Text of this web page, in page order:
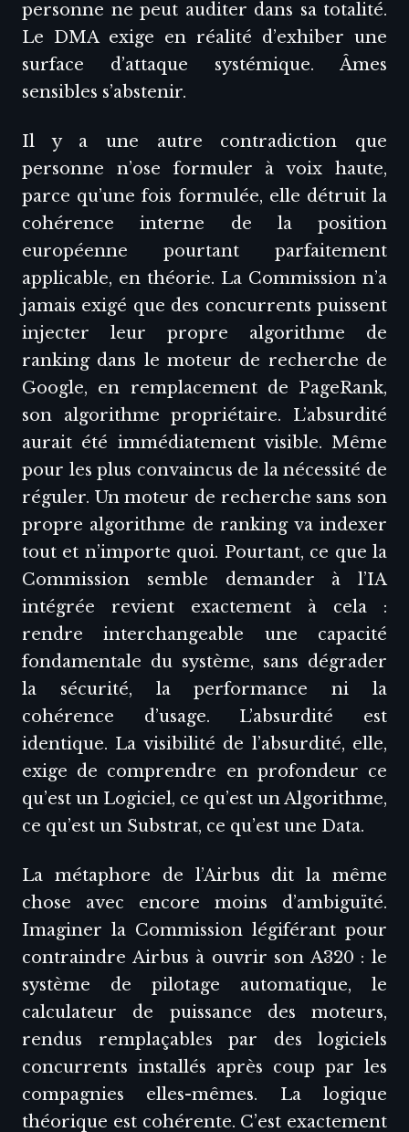
personne ne peut auditer dans sa totalité.
Le DMA exige en réalité d’exhiber une
surface d’attaque systémique. Âmes
sensibles s’abstenir.
Il y a une autre contradiction que
personne n’ose formuler à voix haute,
parce qu’une fois formulée, elle détruit la
cohérence interne de la position
européenne pourtant parfaitement
applicable, en théorie. La Commission n’a
jamais exigé que des concurrents puissent
injecter leur propre algorithme de
ranking dans le moteur de recherche de
Google, en remplacement de PageRank,
son algorithme propriétaire. L’absurdité
aurait été immédiatement visible. Même
pour les plus convaincus de la nécessité de
réguler. Un moteur de recherche sans son
propre algorithme de ranking va indexer
tout et n’importe quoi. Pourtant, ce que la
Commission semble demander à l’IA
intégrée revient exactement à cela :
rendre interchangeable une capacité
fondamentale du système, sans dégrader
la sécurité, la performance ni la
cohérence d’usage. L’absurdité est
identique. La visibilité de l’absurdité, elle,
exige de comprendre en profondeur ce
qu’est un Logiciel, ce qu’est un Algorithme,
ce qu’est un Substrat, ce qu’est une Data.
La métaphore de l’Airbus dit la même
chose avec encore moins d’ambiguïté.
Imaginer la Commission légiférant pour
contraindre Airbus à ouvrir son A320 : le
système de pilotage automatique, le
calculateur de puissance des moteurs,
rendus remplaçables par des logiciels
concurrents installés après coup par les
compagnies elles-mêmes. La logique
théorique est cohérente. C’est exactement